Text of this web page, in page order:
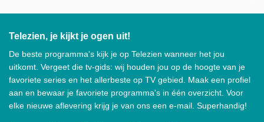
Telezien, je kijkt je ogen uit!
De beste programma's kijk je op Telezien wanneer het jou
uitkomt. Vergeet die tv-gids: wij houden jou op de hoogte van je
favoriete series en het allerbeste op TV gebied. Maak een profiel
aan en bewaar je favoriete programma's in één overzicht. Voor
elke nieuwe aflevering krijg je van ons een e-mail. Superhandig!